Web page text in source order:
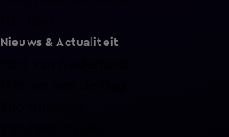
Nieuws & Actualiteit